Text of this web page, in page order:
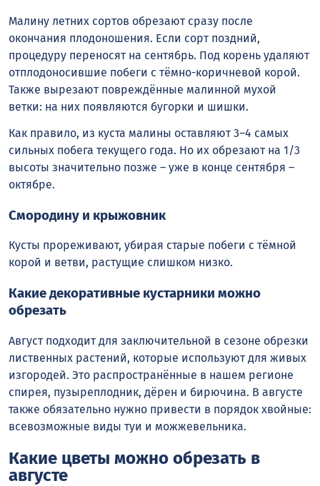
Малину летних сортов обрезают сразу после
окончания плодоношения. Если сорт поздний,
процедуру переносят на сентябрь. Под корень удаляют
отплодоносившие побеги с тёмно-коричневой корой.
Также вырезают повреждённые малинной мухой
ветки: на них появляются бугорки и шишки.
Как правило, из куста малины оставляют 3–4 самых
сильных побега текущего года. Но их обрезают на 1/3
высоты значительно позже – уже в конце сентября –
октябре.
Смородину и крыжовник
Кусты прореживают, убирая старые побеги с тёмной
корой и ветви, растущие слишком низко.
Какие декоративные кустарники можно
обрезать
Август подходит для заключительной в сезоне обрезки
лиственных растений, которые используют для живых
изгородей. Это распространённые в нашем регионе
спирея, пузыреплодник, дёрен и бирючина. В августе
также обязательно нужно привести в порядок хвойные:
всевозможные виды туи и можжевельника.
Какие цветы можно обрезать в
августе